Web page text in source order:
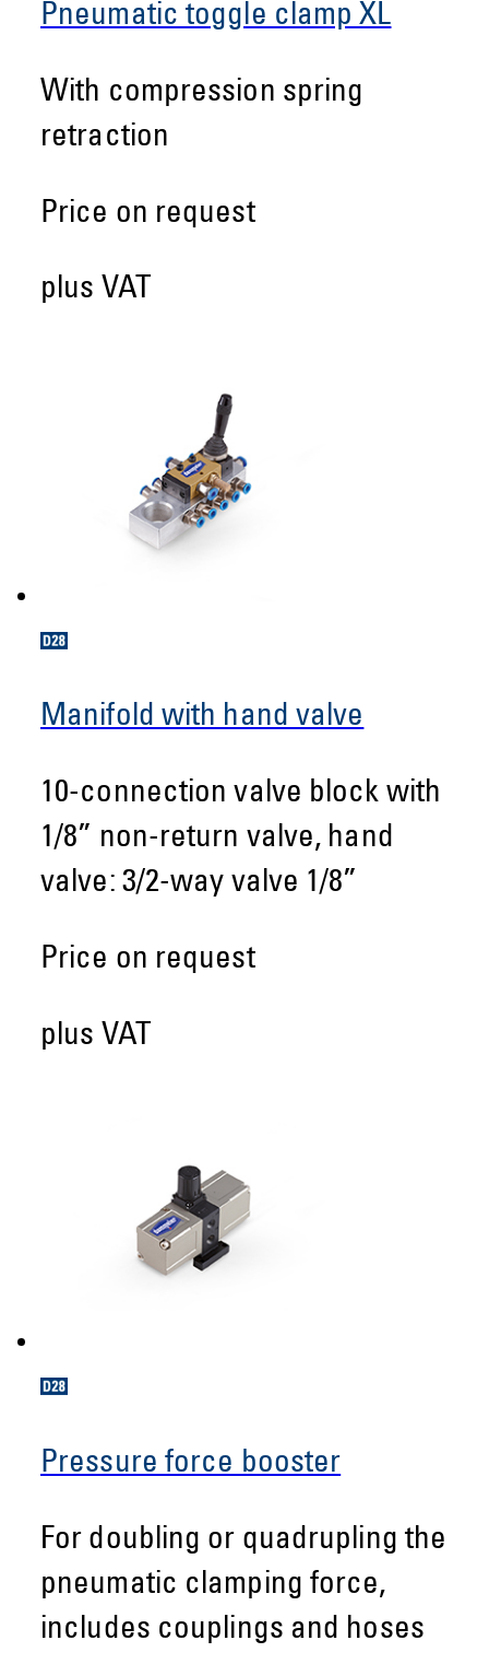
Pneumatic toggle clamp XL
With compression spring
retraction
Price on request
plus VAT
Manifold with hand valve
10-connection valve block with
1/8” non-return valve, hand
valve: 3/2-way valve 1/8”
Price on request
plus VAT
Pressure force booster
For doubling or quadrupling the
pneumatic clamping force,
includes couplings and hoses